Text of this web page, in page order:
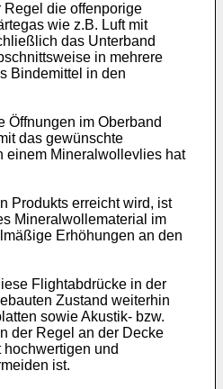
die offenporige
wie z.B. Luft mit
das Unterband
in mehrere
Bindemittel in den
Öffnungen im Oberband
das gewünschte
einem Mineralwollevlies hat
Produkts erreicht wird, ist
Mineralwollematerial im
Erhöhungen an den
Flightabdrücke in der
Zustand weiterhin
sowie Akustik- bzw.
der Regel an der Decke
und
ist.